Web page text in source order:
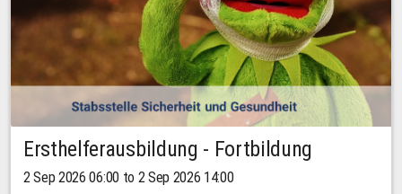
Ersthelferausbildung - Fortbildung
2 Sep 2026 06:00 to 2 Sep 2026 14:00